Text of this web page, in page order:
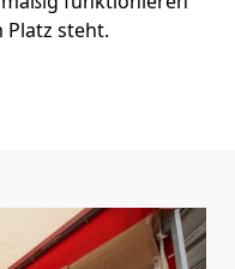
Platz steht.